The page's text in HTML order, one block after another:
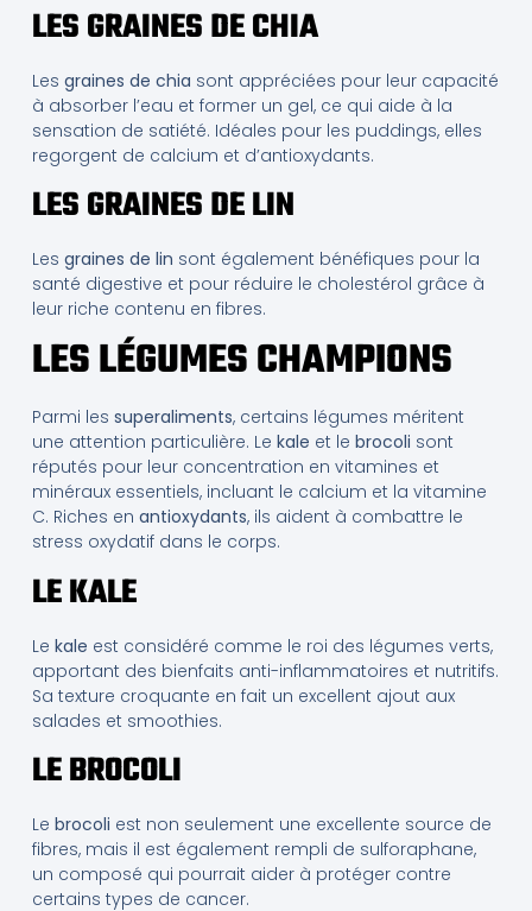
LES GRAINES DE CHIA
Les graines de chia sont appréciées pour leur capacité
à absorber l’eau et former un gel, ce qui aide à la
sensation de satiété. Idéales pour les puddings, elles
regorgent de calcium et d’antioxydants.
LES GRAINES DE LIN
Les graines de lin sont également bénéfiques pour la
santé digestive et pour réduire le cholestérol grâce à
leur riche contenu en fibres.
LES LÉGUMES CHAMPIONS
Parmi les superaliments, certains légumes méritent
une attention particulière. Le kale et le brocoli sont
réputés pour leur concentration en vitamines et
minéraux essentiels, incluant le calcium et la vitamine
C. Riches en antioxydants, ils aident à combattre le
stress oxydatif dans le corps.
LE KALE
Le kale est considéré comme le roi des légumes verts,
apportant des bienfaits anti-inflammatoires et nutritifs.
Sa texture croquante en fait un excellent ajout aux
salades et smoothies.
LE BROCOLI
Le brocoli est non seulement une excellente source de
fibres, mais il est également rempli de sulforaphane,
un composé qui pourrait aider à protéger contre
certains types de cancer.